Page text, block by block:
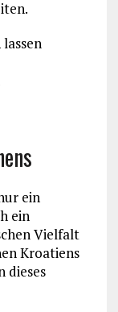
lassen
ein
ein
Vielfalt
Kroatiens
dieses